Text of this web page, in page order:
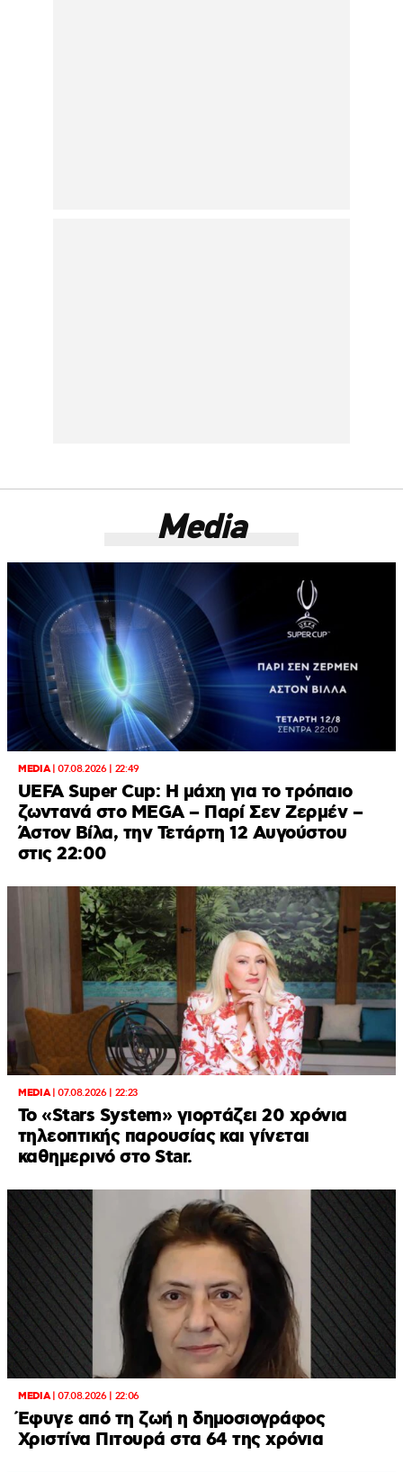
Media
MEDIA|07.08.2026 | 22:49
UEFA Super Cup: Η μάχη για το τρόπαιο
ζωντανά στο MEGA – Παρί Σεν Ζερμέν –
Άστον Βίλα, την Τετάρτη 12 Αυγούστου
στις 22:00
MEDIA|07.08.2026 | 22:23
Το «Stars System» γιορτάζει 20 χρόνια
τηλεοπτικής παρουσίας και γίνεται
καθημερινό στο Star.
MEDIA|07.08.2026 | 22:06
Έφυγε από τη ζωή η δημοσιογράφος
Χριστίνα Πιτουρά στα 64 της χρόνια